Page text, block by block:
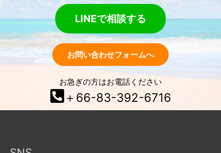
LINEで相談する
お問い合わせフォームへ
お急ぎの方はお電話ください
＋66-83-392-6716